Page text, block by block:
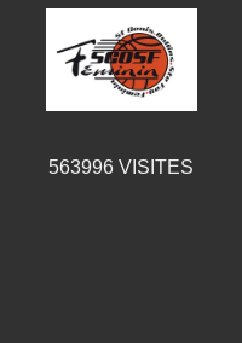
563996 VISITES